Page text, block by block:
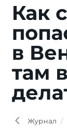
Как
в
там
Журнал